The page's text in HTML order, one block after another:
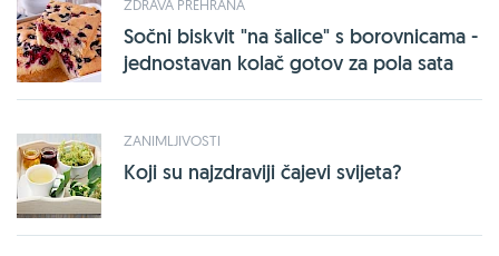
ZDRAVA PREHRANA
Sočni biskvit "na šalice" s borovnicama -
jednostavan kolač gotov za pola sata
ZANIMLJIVOSTI
Koji su najzdraviji čajevi svijeta?